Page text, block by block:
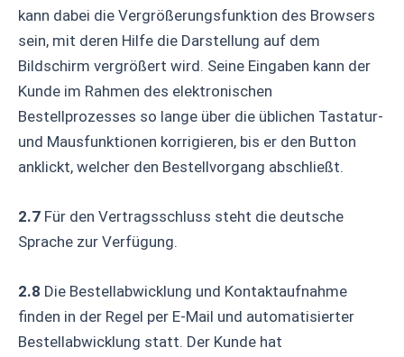
kann dabei die Vergrößerungsfunktion des Browsers
sein, mit deren Hilfe die Darstellung auf dem
Bildschirm vergrößert wird. Seine Eingaben kann der
Kunde im Rahmen des elektronischen
Bestellprozesses so lange über die üblichen Tastatur-
und Mausfunktionen korrigieren, bis er den Button
anklickt, welcher den Bestellvorgang abschließt.
2.7 Für den Vertragsschluss steht die deutsche
Sprache zur Verfügung.
2.8 Die Bestellabwicklung und Kontaktaufnahme
finden in der Regel per E-Mail und automatisierter
Bestellabwicklung statt. Der Kunde hat